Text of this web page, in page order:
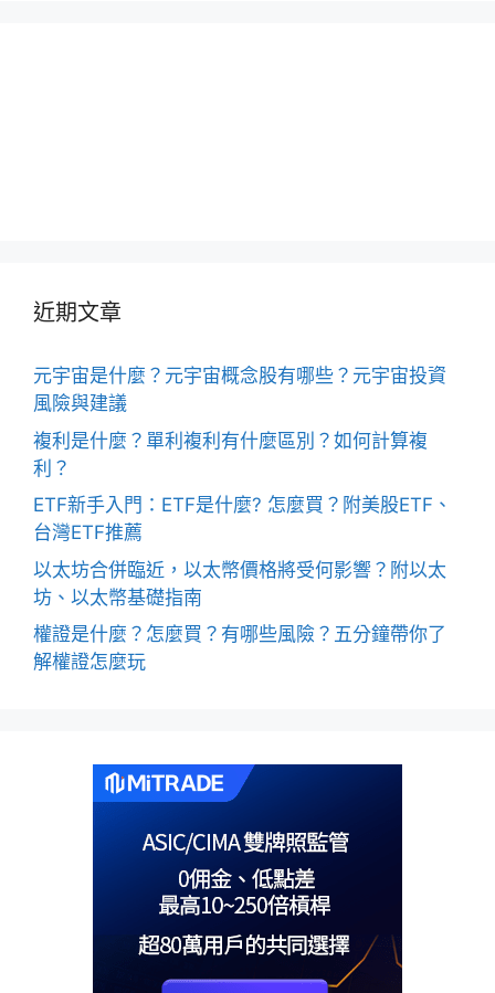
近期文章
元宇宙是什麼？元宇宙概念股有哪些？元宇宙投資
風險與建議
複利是什麼？單利複利有什麼區別？如何計算複
利？
ETF新手入門：ETF是什麼? 怎麼買？附美股ETF、
台灣ETF推薦
以太坊合併臨近，以太幣價格將受何影響？附以太
坊、以太幣基礎指南
權證是什麼？怎麼買？有哪些風險？五分鐘帶你了
解權證怎麼玩